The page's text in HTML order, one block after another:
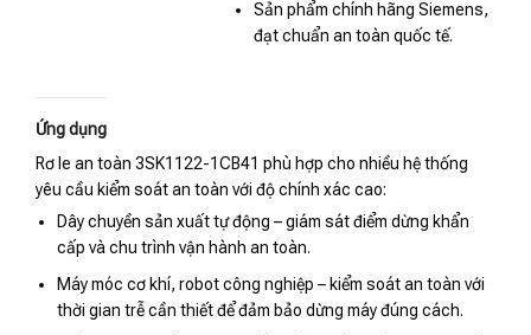
Sản phẩm chính hãng Siemens,
đạt chuẩn an toàn quốc tế.
Ứng dụng
Rơ le an toàn 3SK1122-1CB41 phù hợp cho nhiều hệ thống
yêu cầu kiểm soát an toàn với độ chính xác cao:
Dây chuyền sản xuất tự động – giám sát điểm dừng khẩn
cấp và chu trình vận hành an toàn.
Máy móc cơ khí, robot công nghiệp – kiểm soát an toàn với
thời gian trễ cần thiết để đảm bảo dừng máy đúng cách.